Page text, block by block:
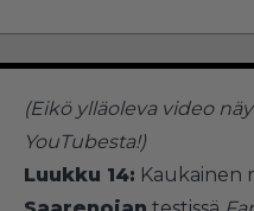
(Eikö ylläoleva video
YouTubesta!)
Luukku 14: Kaukainen